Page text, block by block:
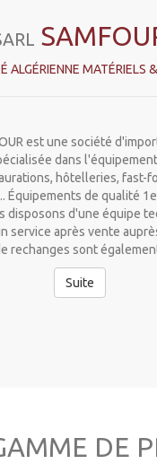
ALGÉRIENNE MATÉRIELS
est une société
dans
hôtelleries, fast-
Équipements de qualité
disposons d'une équipe
service après vente
rechanges sont
Suite
DE